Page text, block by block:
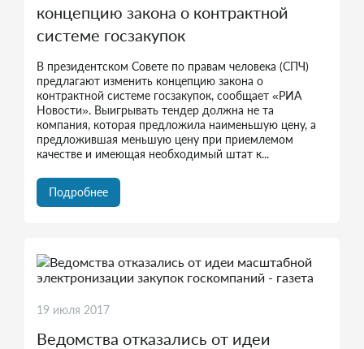
концепцию закона о контрактной
системе госзакупок
В президентском Совете по правам человека (СПЧ)
предлагают изменить концепцию закона о
контрактной системе госзакупок, сообщает «РИА
Новости». Выигрывать тендер должна не та
компания, которая предложила наименьшую цену, а
предложившая меньшую цену при приемлемом
качестве и имеющая необходимый штат к...
Подробнее
19 июля 2017
Ведомства отказались от идеи